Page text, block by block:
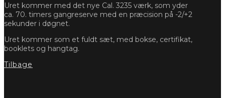
Uret kommer med det nye Cal. 3235 værk, som yder
ca. 70. timers gangreserve med en præcision på -2/+2
sekunder i døgnet.
Uret kommer som et fuldt sæt, med bokse, certifikat,
booklets og hangtag.
Tilbage